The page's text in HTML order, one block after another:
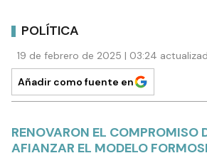
POLÍTICA
19 de febrero de 2025 | 03:24
Añadir como fuente en
RENOVARON EL COMPROMISO
AFIANZAR EL MODELO